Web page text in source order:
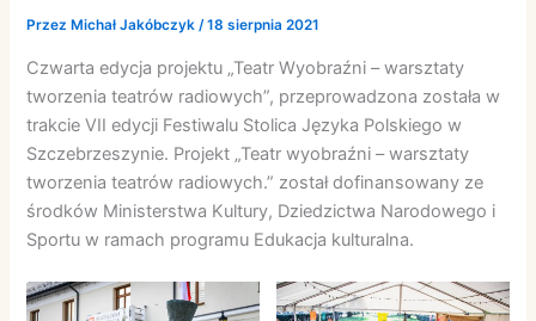
Przez Michał Jakóbczyk/18 sierpnia 2021
Czwarta edycja projektu „Teatr Wyobraźni – warsztaty
tworzenia teatrów radiowych”, przeprowadzona została w
trakcie VII edycji Festiwalu Stolica Języka Polskiego w
Szczebrzeszynie. Projekt „Teatr wyobraźni – warsztaty
tworzenia teatrów radiowych.” został dofinansowany ze
środków Ministerstwa Kultury, Dziedzictwa Narodowego i
Sportu w ramach programu Edukacja kulturalna.